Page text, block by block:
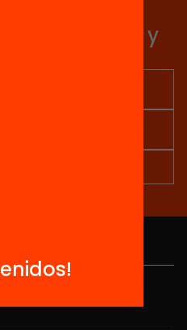
iniciativas y
y proyectos para